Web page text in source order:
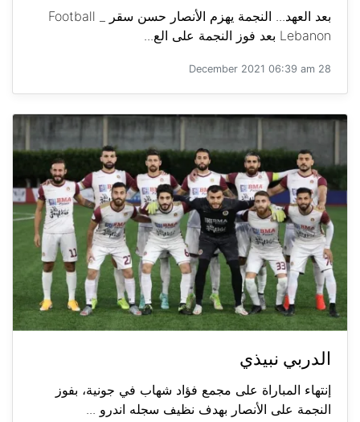
بعد العهد... النجمة يهزم الأنصار حسن سقر _ Football
Lebanon بعد فوز النجمة على الع...
28 December 2021 06:39 am
الدربي نبيذي
إنتهاء المباراة على مجمع فؤاد شهاب في جونية، بفوز
النجمة على الأنصار بهدف نظيف سجله اندرو ...